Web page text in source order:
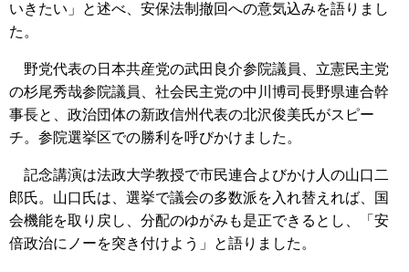
いきたい」と述べ、安保法制撤回への意気込みを語りまし
た。
野党代表の日本共産党の武田良介参院議員、立憲民主党
の杉尾秀哉参院議員、社会民主党の中川博司長野県連合幹
事長と、政治団体の新政信州代表の北沢俊美氏がスピー
チ。参院選挙区での勝利を呼びかけました。
記念講演は法政大学教授で市民連合よびかけ人の山口二
郎氏。山口氏は、選挙で議会の多数派を入れ替えれば、国
会機能を取り戻し、分配のゆがみも是正できるとし、「安
倍政治にノーを突き付けよう」と語りました。